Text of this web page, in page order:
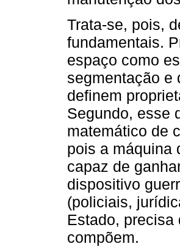
Trata-se, pois,
fundamentais.
espaço como
segmentação e
definem
Segundo, esse
matemático de
pois a máquina
capaz de
dispositivo
(policiais,
Estado,
compõem.